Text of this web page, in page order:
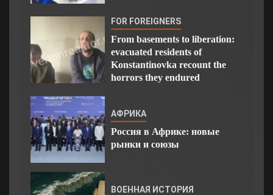
FOR FOREIGNERS
From basements to liberation:
evacuated residents of
Konstantinovka recount the
horrors they endured
АФРИКА
Россия в Африке: новые
рынки и союзы
ВОЕННАЯ ИСТОРИЯ